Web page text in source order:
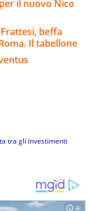
il nuovo Nico
beffa
Il tabellone
tra gli investimenti